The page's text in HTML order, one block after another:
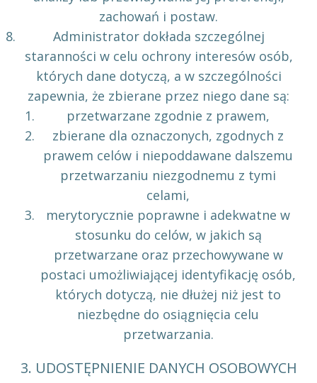
zachowań i postaw.
Administrator dokłada szczególnej
staranności w celu ochrony interesów osób,
których dane dotyczą, a w szczególności
zapewnia, że zbierane przez niego dane są:
przetwarzane zgodnie z prawem,
zbierane dla oznaczonych, zgodnych z
prawem celów i niepoddawane dalszemu
przetwarzaniu niezgodnemu z tymi
celami,
merytorycznie poprawne i adekwatne w
stosunku do celów, w jakich są
przetwarzane oraz przechowywane w
postaci umożliwiającej identyfikację osób,
których dotyczą, nie dłużej niż jest to
niezbędne do osiągnięcia celu
przetwarzania.
3. UDOSTĘPNIENIE DANYCH OSOBOWYCH